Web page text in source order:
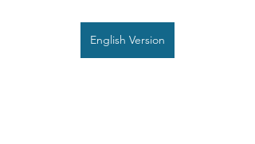
English Version